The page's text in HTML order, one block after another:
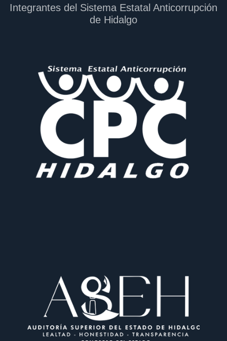
Integrantes del Sistema Estatal Anticorrupción
de Hidalgo